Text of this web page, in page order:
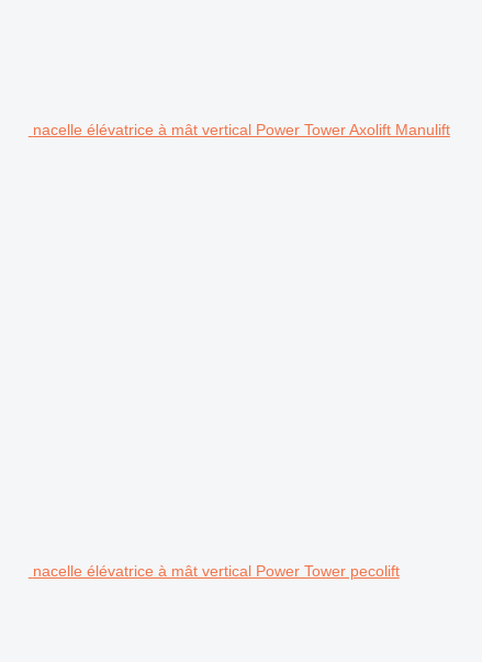
nacelle élévatrice à mât vertical Power Tower Axolift Manulift
nacelle élévatrice à mât vertical Power Tower pecolift